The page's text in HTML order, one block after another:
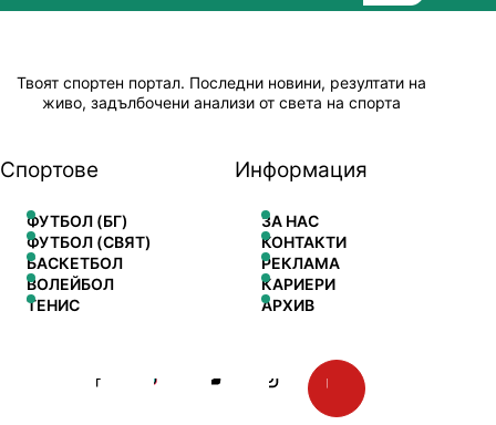
Твоят спортен портал. Последни новини, резултати на
живо, задълбочени анализи от света на спорта
Спортове
ФУТБОЛ (БГ)
ФУТБОЛ (СВЯТ)
БАСКЕТБОЛ
ВОЛЕЙБОЛ
ТЕНИС
Информация
ЗА НАС
КОНТАКТИ
РЕКЛАМА
КАРИЕРИ
АРХИВ